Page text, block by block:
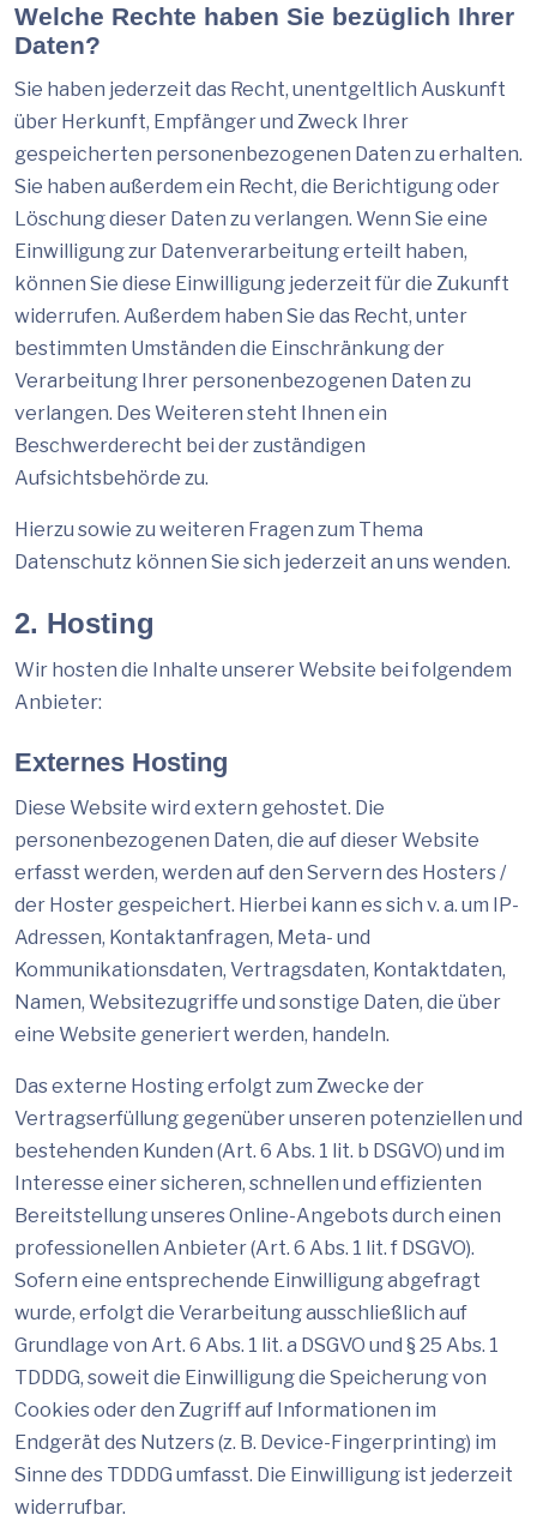
Welche Rechte haben Sie bezüglich Ihrer
Daten?
Sie haben jederzeit das Recht, unentgeltlich Auskunft
über Herkunft, Empfänger und Zweck Ihrer
gespeicherten personenbezogenen Daten zu erhalten.
Sie haben außerdem ein Recht, die Berichtigung oder
Löschung dieser Daten zu verlangen. Wenn Sie eine
Einwilligung zur Datenverarbeitung erteilt haben,
können Sie diese Einwilligung jederzeit für die Zukunft
widerrufen. Außerdem haben Sie das Recht, unter
bestimmten Umständen die Einschränkung der
Verarbeitung Ihrer personenbezogenen Daten zu
verlangen. Des Weiteren steht Ihnen ein
Beschwerderecht bei der zuständigen
Aufsichtsbehörde zu.
Hierzu sowie zu weiteren Fragen zum Thema
Datenschutz können Sie sich jederzeit an uns wenden.
2. Hosting
Wir hosten die Inhalte unserer Website bei folgendem
Anbieter:
Externes Hosting
Diese Website wird extern gehostet. Die
personenbezogenen Daten, die auf dieser Website
erfasst werden, werden auf den Servern des Hosters /
der Hoster gespeichert. Hierbei kann es sich v. a. um IP-
Adressen, Kontaktanfragen, Meta- und
Kommunikationsdaten, Vertragsdaten, Kontaktdaten,
Namen, Websitezugriffe und sonstige Daten, die über
eine Website generiert werden, handeln.
Das externe Hosting erfolgt zum Zwecke der
Vertragserfüllung gegenüber unseren potenziellen und
bestehenden Kunden (Art. 6 Abs. 1 lit. b DSGVO) und im
Interesse einer sicheren, schnellen und effizienten
Bereitstellung unseres Online-Angebots durch einen
professionellen Anbieter (Art. 6 Abs. 1 lit. f DSGVO).
Sofern eine entsprechende Einwilligung abgefragt
wurde, erfolgt die Verarbeitung ausschließlich auf
Grundlage von Art. 6 Abs. 1 lit. a DSGVO und § 25 Abs. 1
TDDDG, soweit die Einwilligung die Speicherung von
Cookies oder den Zugriff auf Informationen im
Endgerät des Nutzers (z. B. Device-Fingerprinting) im
Sinne des TDDDG umfasst. Die Einwilligung ist jederzeit
widerrufbar.